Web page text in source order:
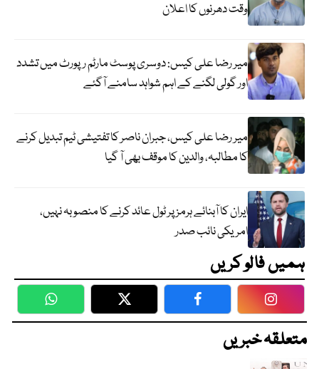
وقت دھرنوں کا اعلان
میر رضا علی کیس: دوسری پوسٹ مارٹم رپورٹ میں تشدد
اور گولی لگنے کے اہم شواہد سامنے آگئے
میر رضا علی کیس، جبران ناصر کا تفتیشی ٹیم تبدیل کرنے
کا مطالبہ، والدین کا موقف بھی آ گیا
ایران کا آبنائے ہرمز پر ٹول عائد کرنے کا منصوبہ نہیں،
امریکی نائب صدر
ہمیں فالو کریں
WhatsApp Twitter Facebook
متعلقہ خبریں